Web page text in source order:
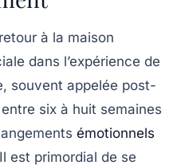
à la maison
dans l’expérience de
souvent appelée post-
six à huit semaines
émotionnels
est primordial de se